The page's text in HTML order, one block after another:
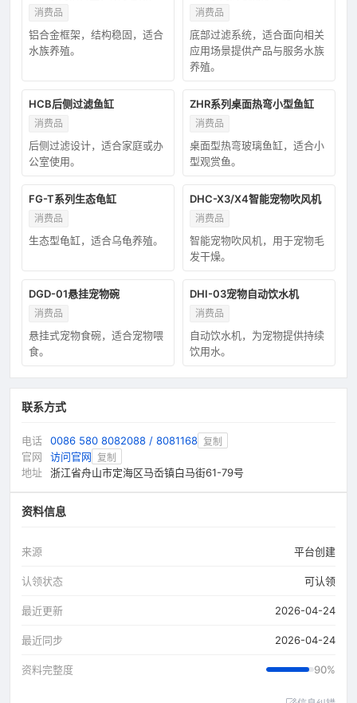
消费品
铝合金框架，结构稳固，适合
水族养殖。
消费品
底部过滤系统，适合面向相关
应用场景提供产品与服务水族
养殖。
HCB后侧过滤鱼缸
消费品
后侧过滤设计，适合家庭或办
公室使用。
ZHR系列桌面热弯小型鱼缸
消费品
桌面型热弯玻璃鱼缸，适合小
型观赏鱼。
FG-T系列生态龟缸
消费品
生态型龟缸，适合乌龟养殖。
DHC-X3/X4智能宠物吹风机
消费品
智能宠物吹风机，用于宠物毛
发干燥。
DGD-01悬挂宠物碗
消费品
悬挂式宠物食碗，适合宠物喂
食。
DHI-03宠物自动饮水机
消费品
自动饮水机，为宠物提供持续
饮用水。
联系方式
电话 0086 580 8082088 / 8081168 复制
官网 访问官网 复制
地址 浙江省舟山市定海区马岙镇白马街61-79号
资料信息
来源 平台创建
认领状态 可认领
最近更新 2026-04-24
最近同步 2026-04-24
资料完整度 90%